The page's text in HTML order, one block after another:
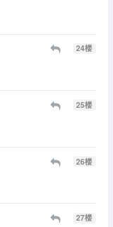
24楼
25楼
26楼
27楼